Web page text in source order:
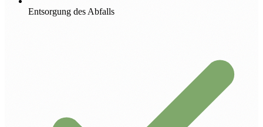
Entsorgung des Abfalls